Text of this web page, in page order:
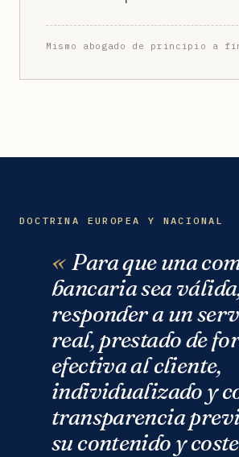
Mismo abogado de principio a
DOCTRINA EUROPEA Y NACIONAL
Para que una
bancaria sea
responder a un
real, prestado de
efectiva al cliente,
individualizado y
transparencia
su contenido y